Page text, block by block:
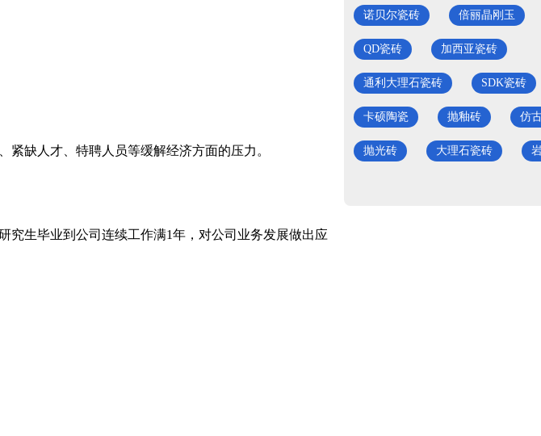
缺人才、特聘人员等缓解经济方面的压力。
生毕业到公司连续工作满1年，对公司业务发展做出应
诺贝尔瓷砖 倍丽晶刚玉
QD瓷砖 加西亚瓷砖
通利大理石瓷砖 SDK瓷砖
卡硕陶瓷 抛釉砖 仿
抛光砖 大理石瓷砖